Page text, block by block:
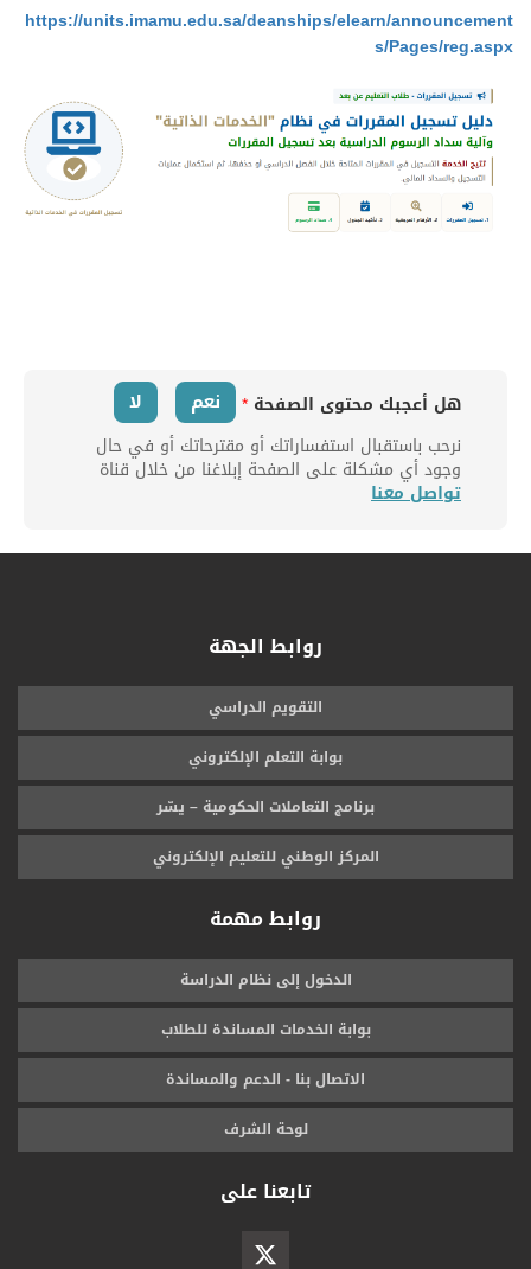
https://units.imamu.edu.sa/deanships/elearn/announcement
s/Pages/reg.aspx​
هل أعجبك محتوى الصفحة * نعم لا
نرحب باستقبال استفساراتك أو مقترحاتك أو في حال
وجود أي مشكلة على الصفحة إبلاغنا من خلال قناة
تواصل معنا
روابط الجهة
التقويم الدراسي
بوابة التعلم الإلكتروني
برنامج التعاملات الحكومية – يسّر
المركز الوطني للتعليم الإلكتروني
روابط مهمة
الدخول إلى نظام الدراسة
بوابة الخدمات المساندة للطلاب
الاتصال بنا - الدعم والمساندة
لوحة الشرف
تابعنا على